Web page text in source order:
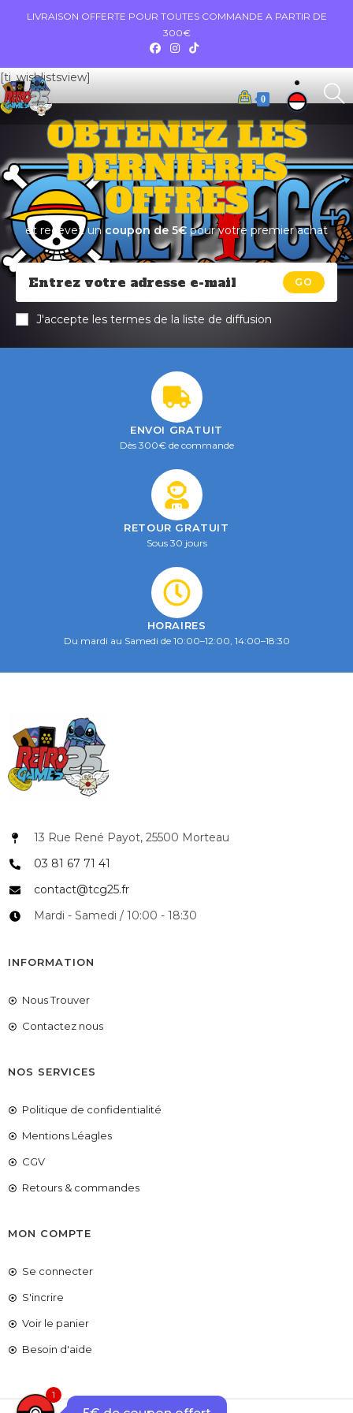
LIVRAISON OFFERTE POUR TOUTES COMMANDE A PARTIR DE
300€
0
[ti_wishlistsview]
OBTENEZ LES
DERNIÈRES
OFFRES
et recevez un coupon de 5€ pour votre premier achat
GO
J'accepte les termes de la liste de diffusion
ENVOI GRATUIT
Dès 300€ de commande
RETOUR GRATUIT
Sous 30 jours
HORAIRES
Du mardi au Samedi de 10:00–12:00, 14:00–18:30
13 Rue René Payot, 25500 Morteau
03 81 67 71 41
contact@tcg25.fr
Mardi - Samedi / 10:00 - 18:30
INFORMATION
Nous Trouver
Contactez nous
NOS SERVICES
Politique de confidentialité
Mentions Léagles
CGV
Retours & commandes
MON COMPTE
Se connecter
S'incrire
Voir le panier
Besoin d'aide
1